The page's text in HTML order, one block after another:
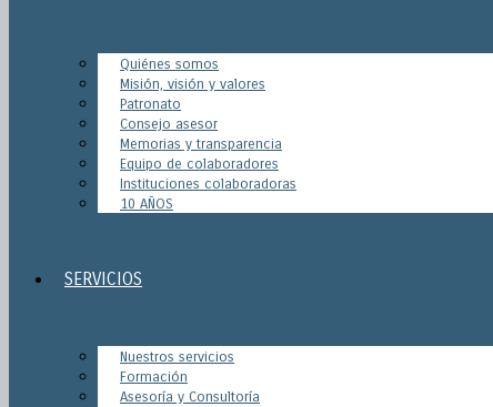
Quiénes somos
Misión, visión y valores
Patronato
Consejo asesor
Memorias y transparencia
Equipo de colaboradores
Instituciones colaboradoras
10 AÑOS
SERVICIOS
Nuestros servicios
Formación
Asesoría y Consultoría